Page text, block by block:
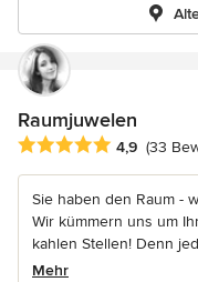
Raumjuwelen
Durchschnittliche
4,9 (33
Sie haben den Raum -
Wir kümmern uns um
kahlen Stellen! Denn
Mehr